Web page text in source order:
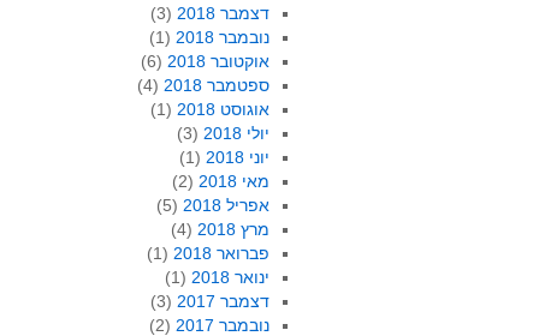
דצמבר 2018
(3)
נובמבר 2018
(1)
אוקטובר 2018
(6)
ספטמבר 2018
(4)
אוגוסט 2018
(1)
יולי 2018
(3)
יוני 2018
(1)
מאי 2018
(2)
אפריל 2018
(5)
מרץ 2018
(4)
פברואר 2018
(1)
ינואר 2018
(1)
דצמבר 2017
(3)
נובמבר 2017
(2)